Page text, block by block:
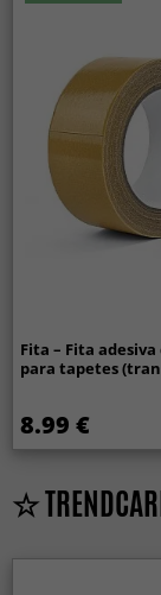
Fita – Fita
para tapetes
8.99 €
☆